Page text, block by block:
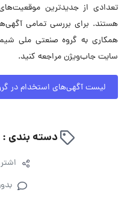
تعدادی از جدیدترین
هستند. برای بررسی تمامی
همکاری به گروه صنعتی ملی
سایت جاب‌ویژن مراجعه کنید.
لیست آگهی‌های استخدام در
دسته بندی :